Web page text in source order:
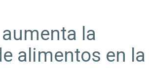
la
alimentos en